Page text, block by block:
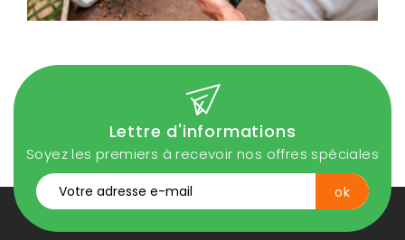
Lettre d'informations
Soyez les premiers à recevoir nos offres spéciales